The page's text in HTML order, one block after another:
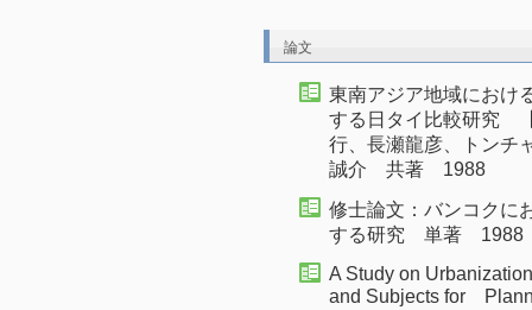
論文
東南アジア地域におけ
する日タイ比較研究
行、長瀬龍彦、トンチ
誠介 共著 1988
修士論文：バンコクに
する研究 単著 1988
A Study on
and Subjects for